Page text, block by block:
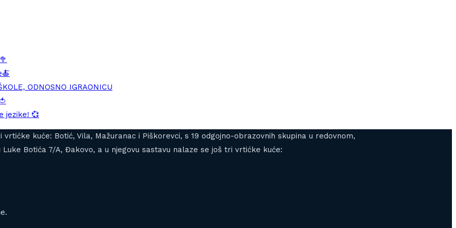
ODNOSNO IGRAONICU
jezike! 💞
kuće: Botić, Vila, Mažuranac i Piškorevci, s 19 odgojno-obrazovnih skupina u redovnom,
Botića 7/A, Đakovo, a u njegovu sastavu nalaze se još tri vrtićke kuće: